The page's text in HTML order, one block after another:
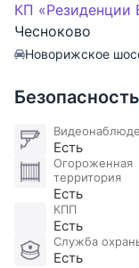
Резиденции
поселок с очень
котором
уютная
из лучших
необходимое
Тип земли:
Газ:
Электричество,
Канализация:
Водоснабжение:
КП «Резиденции
Чесноково
Новорижское
Есть
Огороженная
территория
Есть
КПП
Есть
Служба
Есть